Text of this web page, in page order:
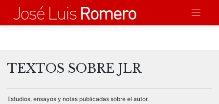
contenido
TEXTOS SOBRE JLR
Estudios, ensayos y notas publicadas sobre el autor.